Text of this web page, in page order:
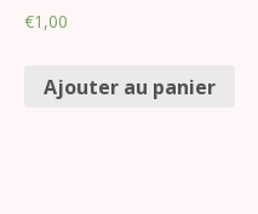
€1,00
Ajouter au panier